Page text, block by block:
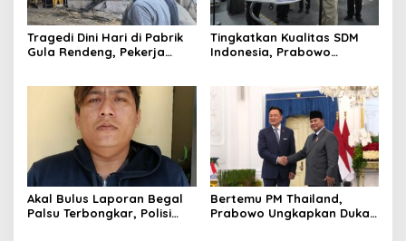
Tragedi Dini Hari di Pabrik
Gula Rendeng, Pekerja
Tingkatkan Kualitas SDM
Indonesia, Prabowo
Terbaik Dunia
Akal Bulus Laporan Begal
Palsu Terbongkar, Polisi
Bertemu PM Thailand,
Prabowo Ungkapkan Duka